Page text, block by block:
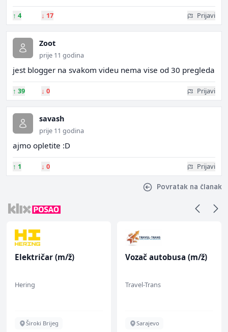
↑ 4 ↓ 17 Prijavi
Zoot
prije 11 godina
jest blogger na svakom videu nema vise od 30 pregleda
↑ 39 ↓ 0 Prijavi
savash
prije 11 godina
ajmo opletite :D
↑ 1 ↓ 0 Prijavi
Povratak na članak
Električar (m/ž)
Hering
Široki Brijeg
Vozač autobusa (m/ž)
Travel-Trans
Sarajevo